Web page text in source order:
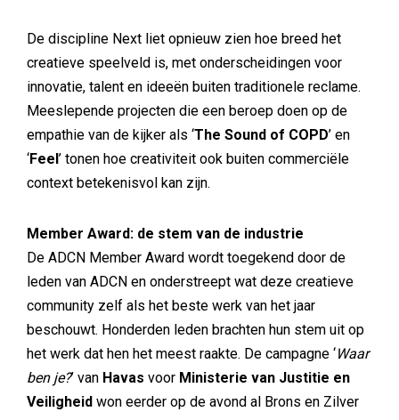
De discipline Next liet opnieuw zien hoe breed het
creatieve speelveld is, met onderscheidingen voor
innovatie, talent en ideeën buiten traditionele reclame.
Meeslepende projecten die een beroep doen op de
empathie van de kijker als ‘The Sound of COPD’ en
‘Feel’ tonen hoe creativiteit ook buiten commerciële
context betekenisvol kan zijn.
Member Award: de stem van de industrie
De ADCN Member Award wordt toegekend door de
leden van ADCN en onderstreept wat deze creatieve
community zelf als het beste werk van het jaar
beschouwt. Honderden leden brachten hun stem uit op
het werk dat hen het meest raakte. De campagne ‘Waar
ben je?’ van Havas voor Ministerie van Justitie en
Veiligheid won eerder op de avond al Brons en Zilver